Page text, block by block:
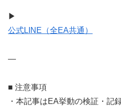
▶
公式LINE（全EA共通）
—
■ 注意事項
・本記事はEA挙動の検証・記